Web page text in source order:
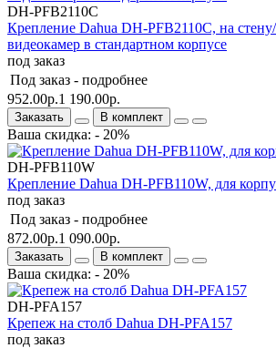
DH-PFB2110C
Крепление Dahua DH-PFB2110C, на
видеокамер в стандартном корпусе
под заказ
Под заказ - подробнее
952.00р.1 190.00р.
Заказать В комплект
Ваша скидка: - 20%
DH-PFB110W
Крепление Dahua DH-PFB110W, для
под заказ
Под заказ - подробнее
872.00р.1 090.00р.
Заказать В комплект
Ваша скидка: - 20%
DH-PFA157
Крепеж на столб Dahua DH-PFA157
под заказ